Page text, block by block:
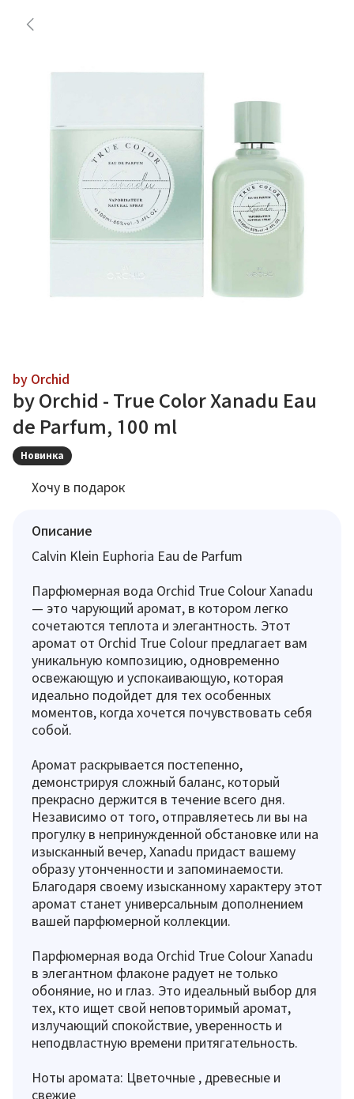
by Orchid
by Orchid - True Color Xanadu Eau
de Parfum, 100 ml
Новинка
Хочу в подарок
Описание
Calvin Klein Euphoria Eau de Parfum
Парфюмерная вода Orchid True Colour Xanadu
— это чарующий аромат, в котором легко
сочетаются теплота и элегантность. Этот
аромат от Orchid True Colour предлагает вам
уникальную композицию, одновременно
освежающую и успокаивающую, которая
идеально подойдет для тех особенных
моментов, когда хочется почувствовать себя
собой.
Аромат раскрывается постепенно,
демонстрируя сложный баланс, который
прекрасно держится в течение всего дня.
Независимо от того, отправляетесь ли вы на
прогулку в непринужденной обстановке или на
изысканный вечер, Xanadu придаст вашему
образу утонченности и запоминаемости.
Благодаря своему изысканному характеру этот
аромат станет универсальным дополнением
вашей парфюмерной коллекции.
Парфюмерная вода Orchid True Colour Xanadu
в элегантном флаконе радует не только
обоняние, но и глаз. Это идеальный выбор для
тех, кто ищет свой неповторимый аромат,
излучающий спокойствие, уверенность и
неподвластную времени притягательность.
Ноты аромата: Цветочные , древесные и
свежие